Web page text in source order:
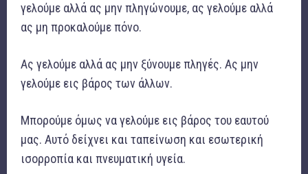
γελούμε αλλά ας μην πληγώνουμε, ας γελούμε αλλά
ας μη προκαλούμε πόνο.
Ας γελούμε αλλά ας μην ξύνουμε πληγές. Ας μην
γελούμε εις βάρος των άλλων.
Μπορούμε όμως να γελούμε εις βάρος του εαυτού
μας. Αυτό δείχνει και ταπείνωση και εσωτερική
ισορροπία και πνευματική υγεία.